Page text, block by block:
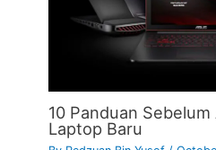
10 Panduan
Laptop Baru